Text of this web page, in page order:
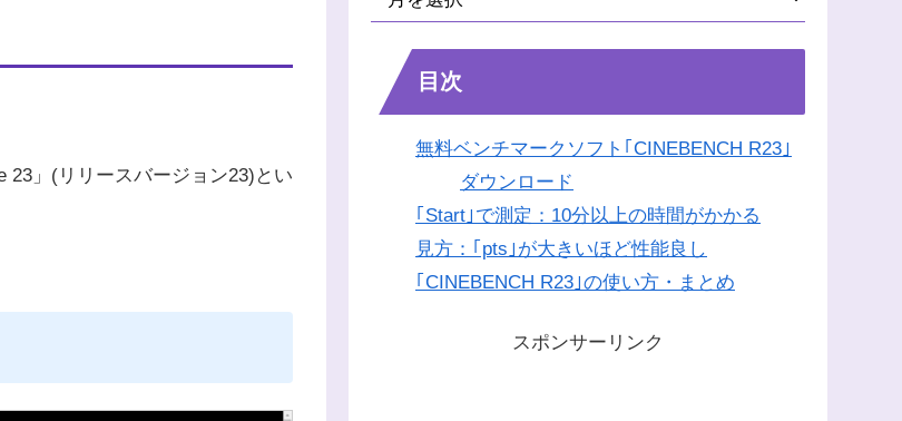
23」(リリースバージョン23)とい
目次
無料ベンチマークソフト｢CINEBENCH R23｣
ダウンロード
｢Start｣で測定：10分以上の時間がかかる
見方：｢pts｣が大きいほど性能良し
｢CINEBENCH R23｣の使い方・まとめ
スポンサーリンク